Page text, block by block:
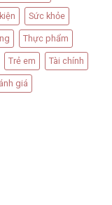
Sức khỏe
Thực phẩm
Trẻ em Tài chính
giá